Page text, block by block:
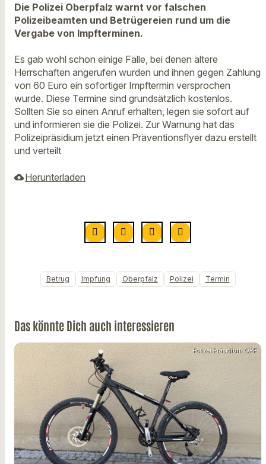
Die Polizei Oberpfalz warnt vor falschen
Polizeibeamten und Betrügereien rund um die
Vergabe von Impfterminen.
Es gab wohl schon einige Fälle, bei denen ältere
Herrschaften angerufen wurden und ihnen gegen Zahlung
von 60 Euro ein sofortiger Impftermin versprochen
wurde. Diese Termine sind grundsätzlich kostenlos.
Sollten Sie so einen Anruf erhalten, legen sie sofort auf
und informieren sie die Polizei. Zur Warnung hat das
Polizeipräsidium jetzt einen Präventionsflyer dazu erstellt
und verteilt
Herunterladen
Betrug Impfung Oberpfalz Polizei Termin
Das könnte Dich auch interessieren
Polizei Präsidium OPF